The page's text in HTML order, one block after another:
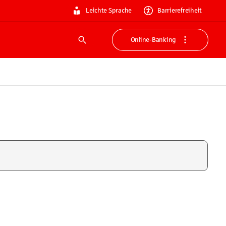
Leichte Sprache Barrierefreiheit
Suche
Online-Banking